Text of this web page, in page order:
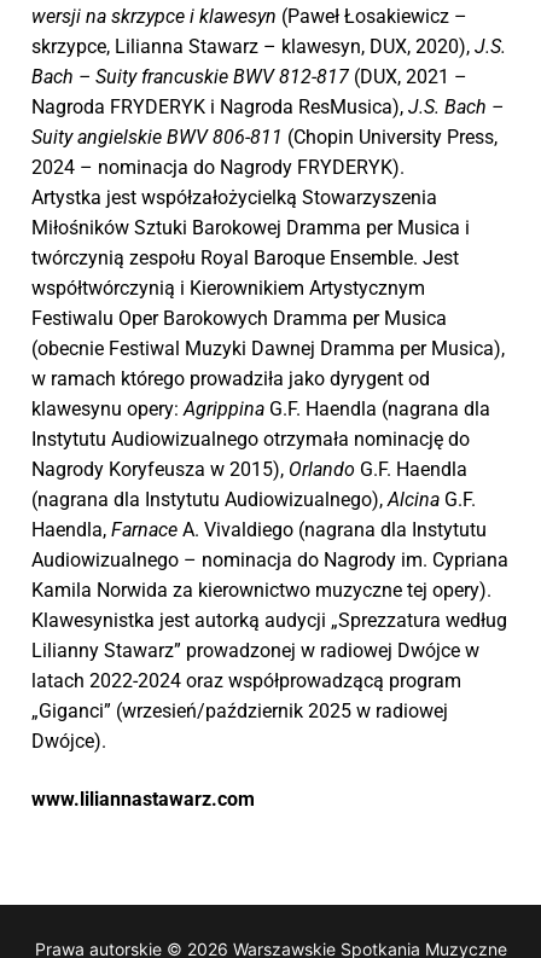
wersji na skrzypce i klawesyn (Paweł Łosakiewicz –
skrzypce, Lilianna Stawarz – klawesyn, DUX, 2020), J.S.
Bach – Suity francuskie BWV 812-817 (DUX, 2021 –
Nagroda FRYDERYK i Nagroda ResMusica), J.S. Bach –
Suity angielskie BWV 806-811 (Chopin University Press,
2024 – nominacja do Nagrody FRYDERYK).
Artystka jest współzałożycielką Stowarzyszenia
Miłośników Sztuki Barokowej Dramma per Musica i
twórczynią zespołu Royal Baroque Ensemble. Jest
współtwórczynią i Kierownikiem Artystycznym
Festiwalu Oper Barokowych Dramma per Musica
(obecnie Festiwal Muzyki Dawnej Dramma per Musica),
w ramach którego prowadziła jako dyrygent od
klawesynu opery:Agrippina G.F. Haendla (nagrana dla
Instytutu Audiowizualnego otrzymała nominację do
Nagrody Koryfeusza w 2015), Orlando G.F. Haendla
(nagrana dla Instytutu Audiowizualnego),Alcina G.F.
Haendla, Farnace A. Vivaldiego (nagrana dla Instytutu
Audiowizualnego – nominacja do Nagrody im. Cypriana
Kamila Norwida za kierownictwo muzyczne tej opery).
Klawesynistka jest autorką audycji „Sprezzatura według
Lilianny Stawarz” prowadzonej w radiowej Dwójce w
latach 2022-2024 oraz współprowadzącą program
„Giganci” (wrzesień/październik 2025 w radiowej
Dwójce).
www.liliannastawarz.com
Prawa autorskie © 2026 Warszawskie Spotkania Muzyczne